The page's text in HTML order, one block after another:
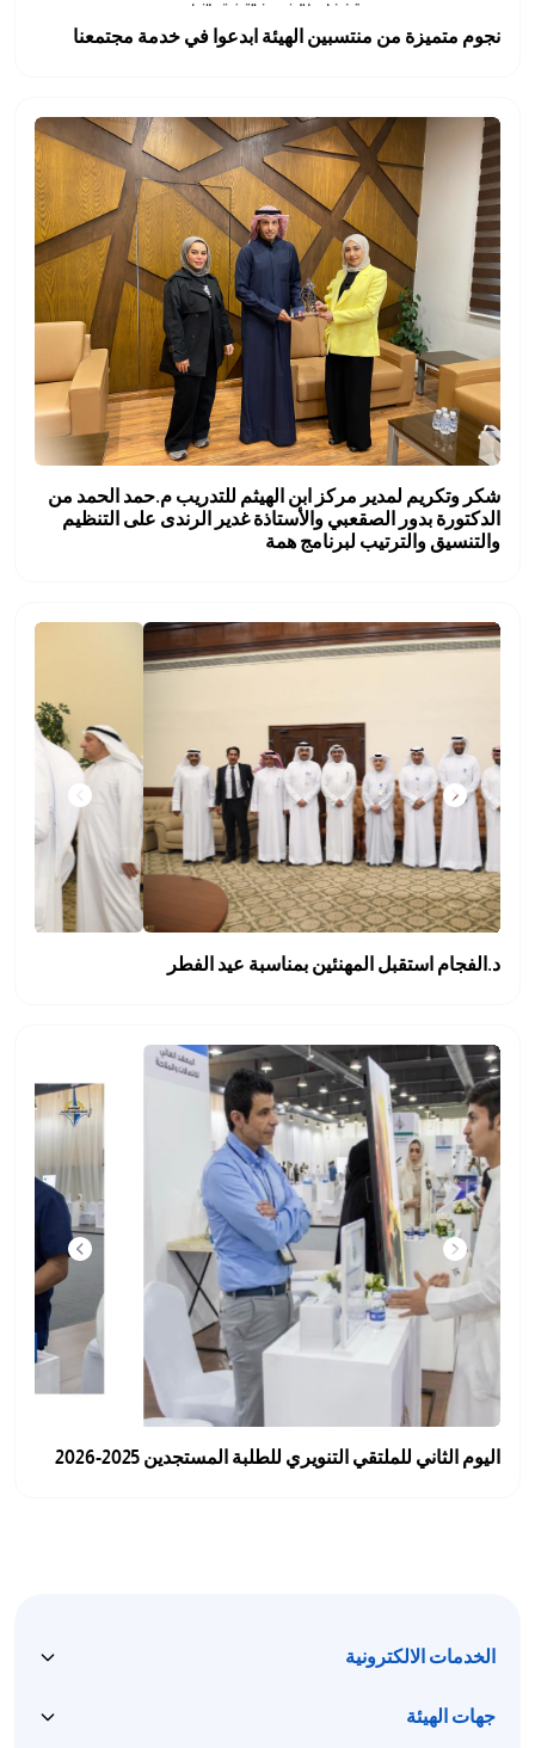
نجوم متميزة من منتسبين الهيئة ابدعوا في خدمة مجتمعنا
شكر وتكريم لمدير مركز ابن الهيثم للتدريب م.حمد الحمد من
الدكتورة بدور الصقعبي والأستاذة غدير الرندى على التنظيم
والتنسيق والترتيب لبرنامج همة
د.الفجام استقبل المهنئين بمناسبة عيد الفطر
اليوم الثاني للملتقي التنويري للطلبة المستجدين 2025-2026
الخدمات الالكترونية
جهات الهيئة